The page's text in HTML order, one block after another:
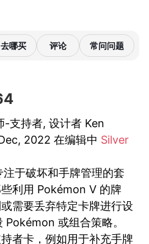
去哪买 评论 常问问题
-支持者, 设计者 Ken
2022 在编辑中 Silver
于破坏和手牌管理的套
利用 Pokémon V 的牌
需要丢弃特定卡牌进行设
或组合策略。
者卡，例如用于补充手牌